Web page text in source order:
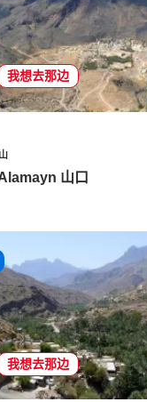
我想去那边
山口
我想去那边